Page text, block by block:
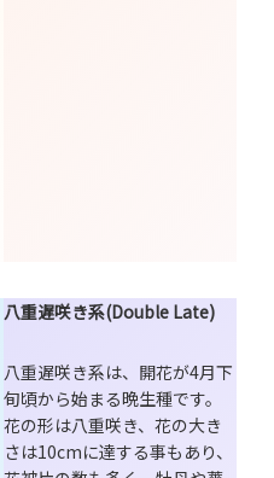
八重遅咲き系(Double Late)
八重遅咲き系は、開花が4月下
旬頃から始まる晩生種です。
花の形は八重咲き、花の大き
さは10cmに達する事もあり、